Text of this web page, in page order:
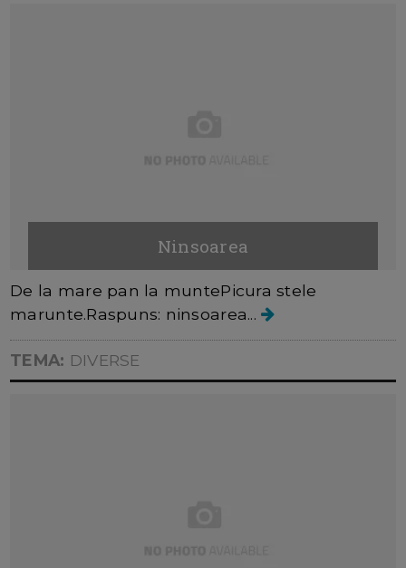
Ninsoarea
De la mare pan la muntePicura stele
marunte.Raspuns: ninsoarea...
TEMA: DIVERSE